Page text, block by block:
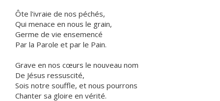
Ôte l'ivraie de nos péchés,
Qui menace en nous le grain,
Germe de vie ensemencé
Par la Parole et par le Pain.
Grave en nos cœurs le nouveau nom
De Jésus ressuscité,
Sois notre souffle, et nous pourrons
Chanter sa gloire en vérité.